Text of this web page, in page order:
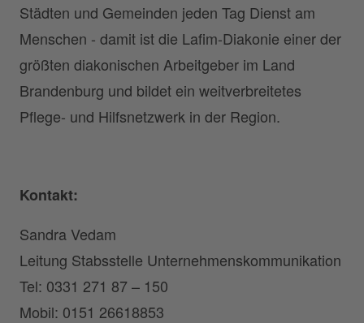
Städten und Gemeinden jeden Tag Dienst am
Menschen - damit ist die Lafim-Diakonie einer der
größten diakonischen Arbeitgeber im Land
Brandenburg und bildet ein weitverbreitetes
Pflege- und Hilfsnetzwerk in der Region.
Kontakt:
Sandra Vedam
Leitung Stabsstelle Unternehmenskommunikation
Tel: 0331 271 87 – 150
Mobil: 0151 26618853